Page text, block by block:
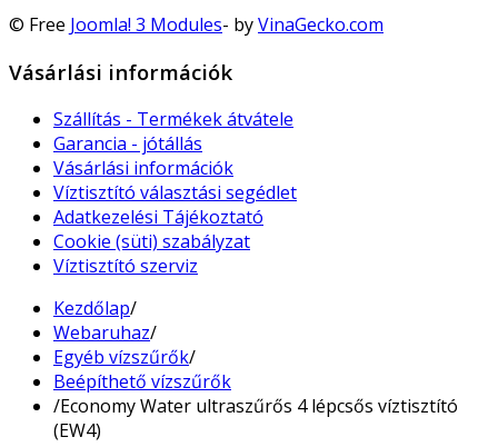
© Free Joomla! 3 Modules- byVinaGecko.com
Vásárlási információk
Szállítás - Termékek átvátele
Garancia - jótállás
Vásárlási információk
Víztisztító választási segédlet
Adatkezelési Tájékoztató
Cookie (süti) szabályzat
Víztisztító szerviz
Kezdőlap/
Webaruhaz/
Egyéb vízszűrők/
Beépíthető vízszűrők
/Economy Water ultraszűrős 4 lépcsős víztisztító
(EW4)